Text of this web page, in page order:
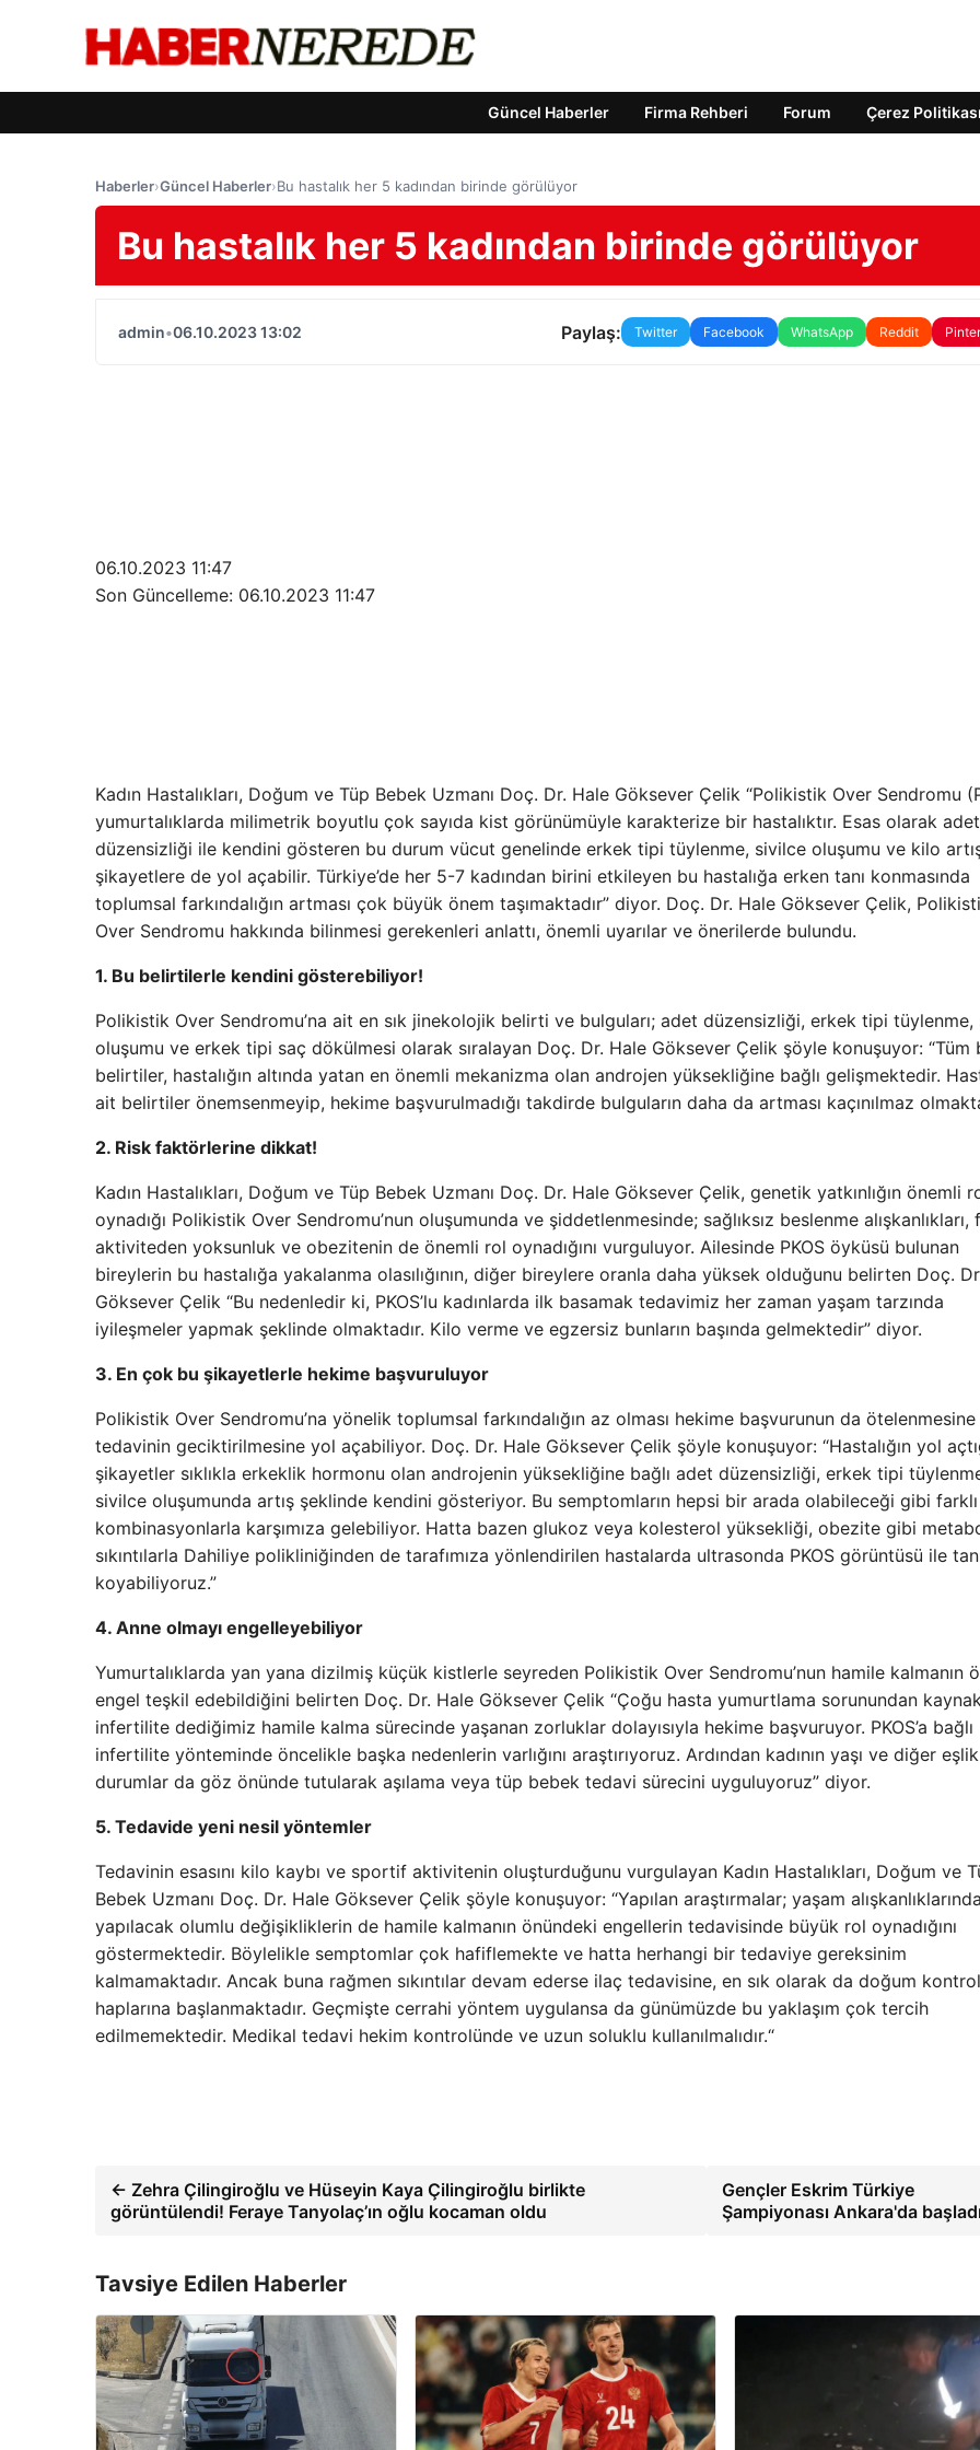
Güncel Haberler Firma Rehberi Forum Çerez Politikası
Haberler›Güncel Haberler›Bu hastalık her 5 kadından birinde görülüyor
Bu hastalık her 5 kadından birinde görülüyor
admin•06.10.2023 13:02 Paylaş: Twitter Facebook WhatsApp Reddit
06.10.2023 11:47
Son Güncelleme: 06.10.2023 11:47
Kadın Hastalıkları, Doğum ve Tüp Bebek Uzmanı Doç. Dr. Hale Göksever Çelik “Polikistik Over Sendromu
yumurtalıklarda milimetrik boyutlu çok sayıda kist görünümüyle karakterize bir hastalıktır. Esas olarak adet
düzensizliği ile kendini gösteren bu durum vücut genelinde erkek tipi tüylenme, sivilce oluşumu ve kilo
şikayetlere de yol açabilir. Türkiye’de her 5-7 kadından birini etkileyen bu hastalığa erken tanı konmasında
toplumsal farkındalığın artması çok büyük önem taşımaktadır” diyor. Doç. Dr. Hale Göksever Çelik,
Over Sendromu hakkında bilinmesi gerekenleri anlattı, önemli uyarılar ve önerilerde bulundu.
1. Bu belirtilerle kendini gösterebiliyor!
Polikistik Over Sendromu’na ait en sık jinekolojik belirti ve bulguları; adet düzensizliği, erkek tipi tüylenme,
oluşumu ve erkek tipi saç dökülmesi olarak sıralayan Doç. Dr. Hale Göksever Çelik şöyle konuşuyor: “Tüm
belirtiler, hastalığın altında yatan en önemli mekanizma olan androjen yüksekliğine bağlı gelişmektedir.
ait belirtiler önemsenmeyip, hekime başvurulmadığı takdirde bulguların daha da artması kaçınılmaz
2. Risk faktörlerine dikkat!
Kadın Hastalıkları, Doğum ve Tüp Bebek Uzmanı Doç. Dr. Hale Göksever Çelik, genetik yatkınlığın önemli
oynadığı Polikistik Over Sendromu’nun oluşumunda ve şiddetlenmesinde; sağlıksız beslenme alışkanlıkları,
aktiviteden yoksunluk ve obezitenin de önemli rol oynadığını vurguluyor. Ailesinde PKOS öyküsü bulunan
bireylerin bu hastalığa yakalanma olasılığının, diğer bireylere oranla daha yüksek olduğunu belirten Doç.
Göksever Çelik “Bu nedenledir ki, PKOS’lu kadınlarda ilk basamak tedavimiz her zaman yaşam tarzında
iyileşmeler yapmak şeklinde olmaktadır. Kilo verme ve egzersiz bunların başında gelmektedir” diyor.
3. En çok bu şikayetlerle hekime başvuruluyor
Polikistik Over Sendromu’na yönelik toplumsal farkındalığın az olması hekime başvurunun da
tedavinin geciktirilmesine yol açabiliyor. Doç. Dr. Hale Göksever Çelik şöyle konuşuyor: “Hastalığın yol
şikayetler sıklıkla erkeklik hormonu olan androjenin yüksekliğine bağlı adet düzensizliği, erkek tipi
sivilce oluşumunda artış şeklinde kendini gösteriyor. Bu semptomların hepsi bir arada olabileceği gibi farklı
kombinasyonlarla karşımıza gelebiliyor. Hatta bazen glukoz veya kolesterol yüksekliği, obezite gibi
sıkıntılarla Dahiliye polikliniğinden de tarafımıza yönlendirilen hastalarda ultrasonda PKOS görüntüsü ile
koyabiliyoruz.”
4. Anne olmayı engelleyebiliyor
Yumurtalıklarda yan yana dizilmiş küçük kistlerle seyreden Polikistik Over Sendromu’nun hamile kalmanın
engel teşkil edebildiğini belirten Doç. Dr. Hale Göksever Çelik “Çoğu hasta yumurtlama sorunundan
infertilite dediğimiz hamile kalma sürecinde yaşanan zorluklar dolayısıyla hekime başvuruyor. PKOS’a bağlı
infertilite yönteminde öncelikle başka nedenlerin varlığını araştırıyoruz. Ardından kadının yaşı ve diğer
durumlar da göz önünde tutularak aşılama veya tüp bebek tedavi sürecini uyguluyoruz” diyor.
5. Tedavide yeni nesil yöntemler
Tedavinin esasını kilo kaybı ve sportif aktivitenin oluşturduğunu vurgulayan Kadın Hastalıkları, Doğum ve
Bebek Uzmanı Doç. Dr. Hale Göksever Çelik şöyle konuşuyor: “Yapılan araştırmalar; yaşam alışkanlıklarında
yapılacak olumlu değişikliklerin de hamile kalmanın önündeki engellerin tedavisinde büyük rol oynadığını
göstermektedir. Böylelikle semptomlar çok hafiflemekte ve hatta herhangi bir tedaviye gereksinim
kalmamaktadır. Ancak buna rağmen sıkıntılar devam ederse ilaç tedavisine, en sık olarak da doğum kontrol
haplarına başlanmaktadır. Geçmişte cerrahi yöntem uygulansa da günümüzde bu yaklaşım çok tercih
edilmemektedir. Medikal tedavi hekim kontrolünde ve uzun soluklu kullanılmalıdır.“
← Zehra Çilingiroğlu ve Hüseyin Kaya Çilingiroğlu birlikte
görüntülendi! Feraye Tanyolaç’ın oğlu kocaman oldu
Gençler Eskrim Türkiye
Şampiyonası Ankara'da
Tavsiye Edilen Haberler